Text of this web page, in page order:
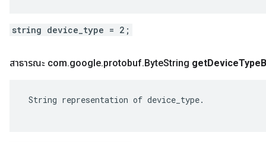
string device_type = 2;
สาธารณะ com.google.protobuf.ByteString getDeviceType
String representation of device_type.